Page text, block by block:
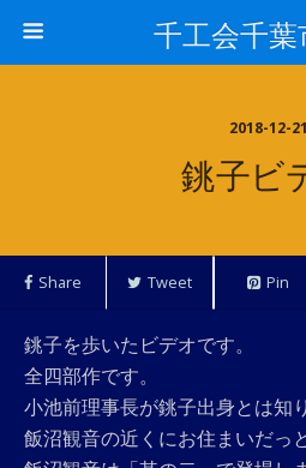
千工会千
2018-12-21
銚子ビ
Share Tweet Pin
銚子を歩いたビデオです。
全四部作です。
小池前理事長が銚子出身とは知
飯沼観音の近くにお住まいだっ